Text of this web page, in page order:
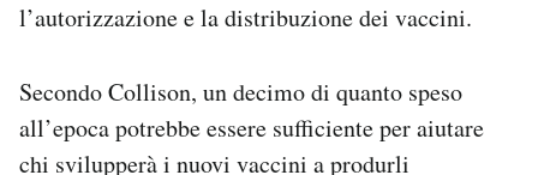
l’autorizzazione e la distribuzione dei vaccini.
Secondo Collison, un decimo di quanto speso
all’epoca potrebbe essere sufficiente per aiutare
chi svilupperà i nuovi vaccini a produrli